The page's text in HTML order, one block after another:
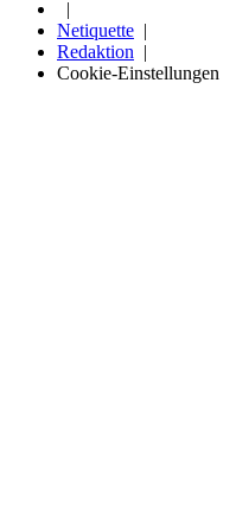
Netiquette
Redaktion
Cookie-Einstellungen